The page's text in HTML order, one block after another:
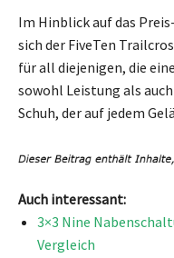
Im Hinblick auf das
sich der FiveTen
für all diejenigen, die
sowohl Leistung als
Schuh, der auf jedem
Auch interessant:
3×3 Nine
Vergleich